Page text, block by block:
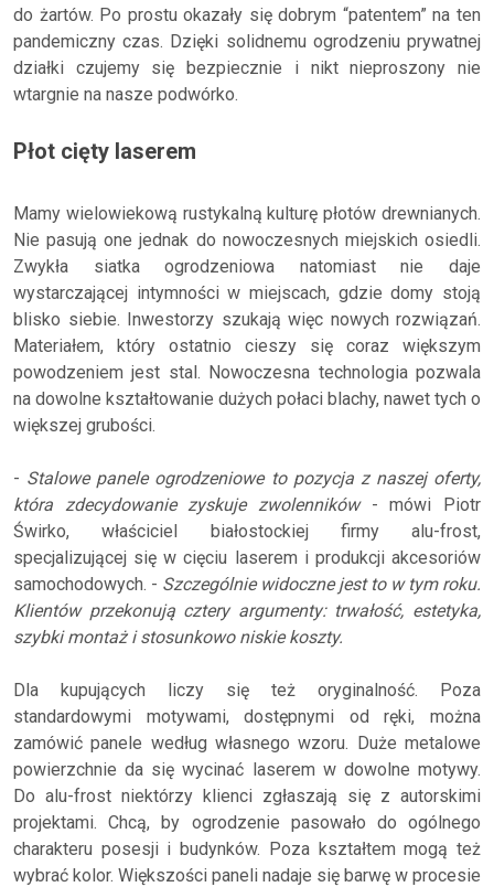
do żartów. Po prostu okazały się dobrym “patentem” na ten
pandemiczny czas. Dzięki solidnemu ogrodzeniu prywatnej
działki czujemy się bezpiecznie i nikt nieproszony nie
wtargnie na nasze podwórko.
Płot cięty laserem
Mamy wielowiekową rustykalną kulturę płotów drewnianych.
Nie pasują one jednak do nowoczesnych miejskich osiedli.
Zwykła siatka ogrodzeniowa natomiast nie daje
wystarczającej intymności w miejscach, gdzie domy stoją
blisko siebie. Inwestorzy szukają więc nowych rozwiązań.
Materiałem, który ostatnio cieszy się coraz większym
powodzeniem jest stal. Nowoczesna technologia pozwala
na dowolne kształtowanie dużych połaci blachy, nawet tych o
większej grubości.
- Stalowe panele ogrodzeniowe to pozycja z naszej oferty,
która zdecydowanie zyskuje zwolenników- mówi Piotr
Świrko, właściciel białostockiej firmy alu-frost,
specjalizującej się w cięciu laserem i produkcji akcesoriów
samochodowych. - Szczególnie widoczne jest to w tym roku.
Klientów przekonują cztery argumenty: trwałość, estetyka,
szybki montaż i stosunkowo niskie koszty.
Dla kupujących liczy się też oryginalność. Poza
standardowymi motywami, dostępnymi od ręki, można
zamówić panele według własnego wzoru. Duże metalowe
powierzchnie da się wycinać laserem w dowolne motywy.
Do alu-frost niektórzy klienci zgłaszają się z autorskimi
projektami. Chcą, by ogrodzenie pasowało do ogólnego
charakteru posesji i budynków. Poza kształtem mogą też
wybrać kolor. Większości paneli nadaje się barwę w procesie